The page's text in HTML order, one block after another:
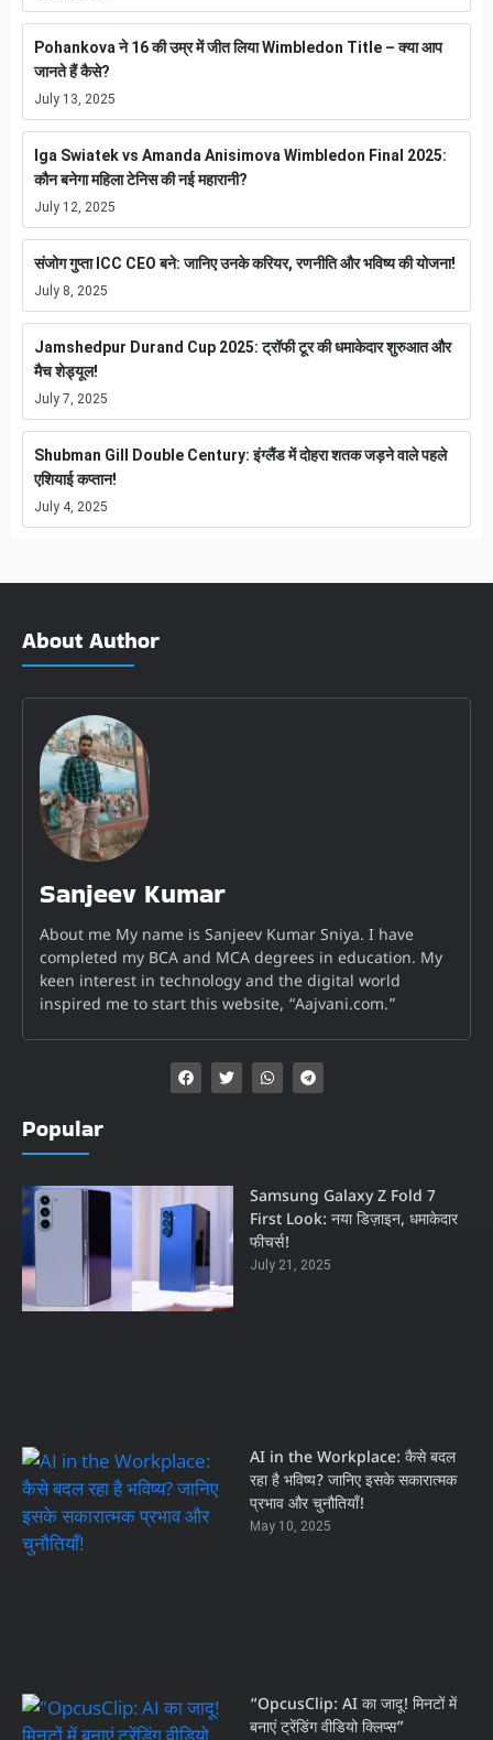
Pohankova ने 16 की उम्र में जीत लिया Wimbledon Title – क्या आप
जानते हैं कैसे?
July 13, 2025
Iga Swiatek vs Amanda Anisimova Wimbledon Final 2025:
कौन बनेगा महिला टेनिस की नई महारानी?
July 12, 2025
संजोग गुप्ता ICC CEO बने: जानिए उनके करियर, रणनीति और भविष्य की योजना!
July 8, 2025
Jamshedpur Durand Cup 2025: ट्रॉफी टूर की धमाकेदार शुरुआत और
मैच शेड्यूल!
July 7, 2025
Shubman Gill Double Century: इंग्लैंड में दोहरा शतक जड़ने वाले पहले
एशियाई कप्तान!
July 4, 2025
About Author
Sanjeev Kumar
About me My name is Sanjeev Kumar Sniya. I have
completed my BCA and MCA degrees in education. My
keen interest in technology and the digital world
inspired me to start this website, “Aajvani.com.”
Popular
Samsung Galaxy Z Fold 7
First Look: नया डिज़ाइन, धमाकेदार
फीचर्स!
July 21, 2025
AI in the Workplace: कैसे बदल
रहा है भविष्य? जानिए इसके सकारात्मक
प्रभाव और चुनौतियाँ!
May 10, 2025
“OpcusClip: AI का जादू! मिनटों में
बनाएं ट्रेंडिंग वीडियो क्लिप्स”